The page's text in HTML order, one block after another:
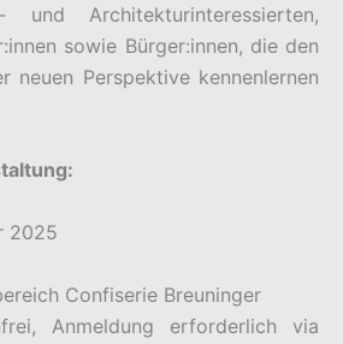
Architekturinteressierten,
sowie Bürger:innen, die den
neuen Perspektive kennenlernen
2025
Confiserie Breuninger
Anmeldung erforderlich via